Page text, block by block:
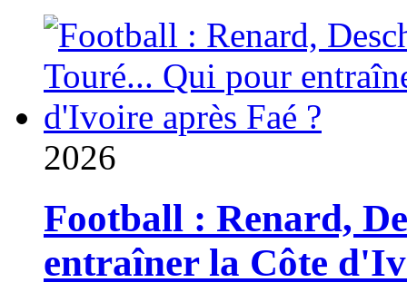
2026
Football : Renard,
entraîner la Côte